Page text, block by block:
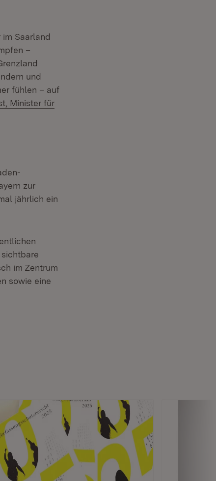
Saarland
–
und
fühlen – auf
Minister für
zur
jährlich ein
im Zentrum
sowie eine